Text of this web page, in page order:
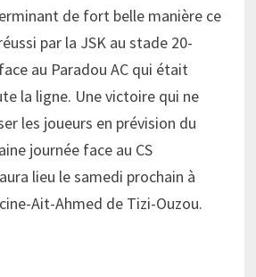
de fort belle manière ce
par la JSK au stade 20-
au Paradou AC qui était
la ligne. Une victoire qui ne
les joueurs en prévision du
journée face au CS
lieu le samedi prochain à
Ait-Ahmed de Tizi-Ouzou.